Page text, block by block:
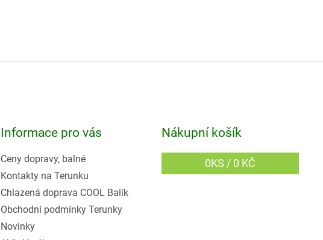
Informace pro vás
Ceny dopravy, balné
Kontakty na Terunku
Chlazená doprava COOL Balík
Obchodní podmínky Terunky
Novinky
Nákupní košík
0KS / 0 KČ